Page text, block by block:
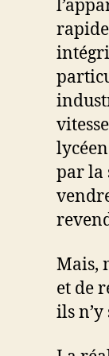
par la
Mais,
et de
ils